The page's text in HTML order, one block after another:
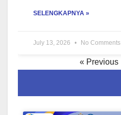
SELENGKAPNYA »
July 13, 2026 No Comments
« Previous